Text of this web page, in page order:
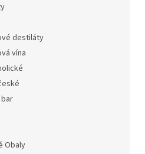
destiláty
vína
Obaly